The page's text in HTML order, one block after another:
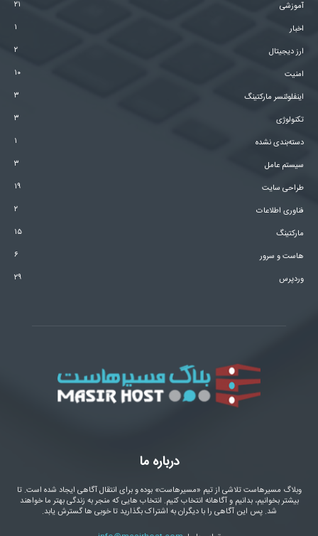
آموزشی
۲۱
اخبار
۱
ارز دیجیتال
۲
امنیت
۱۰
اینفلوئنسر مارکتینگ
۳
تکنولوژی
۳
دسته‌بندی نشده
۱
سیستم عامل
۳
طراحی سایت
۱۹
فناوری اطلاعات
۲
مارکتینگ
۱۵
هاست و سرور
۶
وردپرس
۲۹
درباره ما
وبلاگ مسیرهاست تلاشی از تیم «مسیرهاست» بوده و برای انتقال آگاهی ایجاد شده است. تا
بیشتر بخوانیم، بدانیم و آگاهانه انتخاب کنیم. انتخاب هایی که منجر به زندگی بهتر ما خواهند
شد. پس این آگاهی را با دیگران به اشتراک بگذارید تا خوبی ها گسترش یابد.